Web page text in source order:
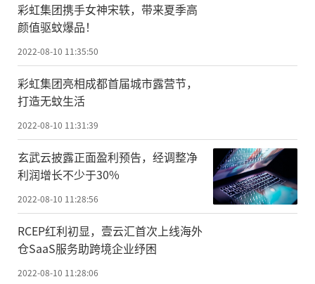
彩虹集团携手女神宋轶，带来夏季高
颜值驱蚊爆品！
2022-08-10 11:35:50
彩虹集团亮相成都首届城市露营节，
打造无蚊生活
2022-08-10 11:31:39
玄武云披露正面盈利预告，经调整净
利润增长不少于30%
2022-08-10 11:28:56
RCEP红利初显，壹云汇首次上线海外
仓SaaS服务助跨境企业纾困
2022-08-10 11:28:06